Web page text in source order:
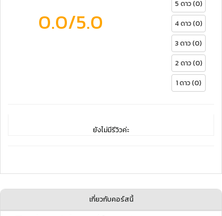
0.0/5.0
5 ดาว (0)
4 ดาว (0)
3 ดาว (0)
2 ดาว (0)
1 ดาว (0)
ยังไม่มีรีวิวค่ะ
เกี่ยวกับคอร์สนี้